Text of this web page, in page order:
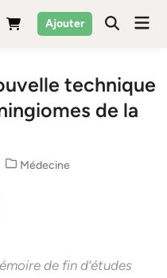
Ajouter
technique
de la
Posted
Médecine
de fin d’études